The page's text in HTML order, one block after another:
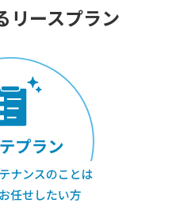
リースプラン